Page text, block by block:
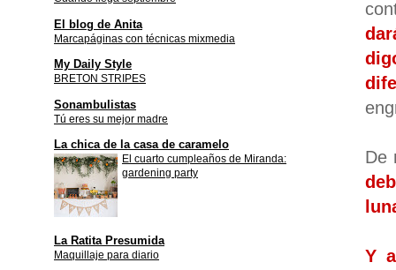
De
Y
El blog de Anita
Marcapáginas con técnicas mixmedia
My Daily Style
BRETON STRIPES
Sonambulistas
Tú eres su mejor madre
La chica de la casa de caramelo
El cuarto cumpleaños de Miranda:
gardening party
La Ratita Presumida
Maquillaje para diario